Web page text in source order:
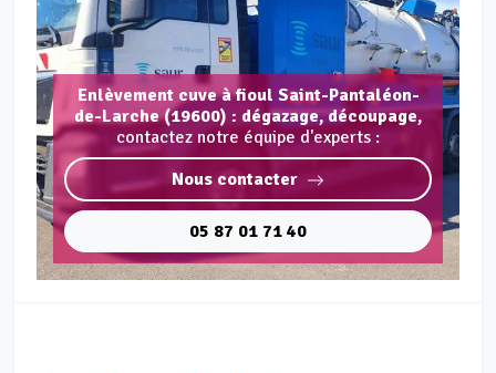
Enlèvement cuve à fioul Saint-Pantaléon-
de-Larche (19600) : dégazage, découpage,
contactez notre équipe d'experts :
Nous contacter
05 87 01 71 40